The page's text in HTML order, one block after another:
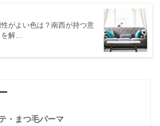
性がよい色は？南西が持つ意
を解…
・まつ毛パーマ